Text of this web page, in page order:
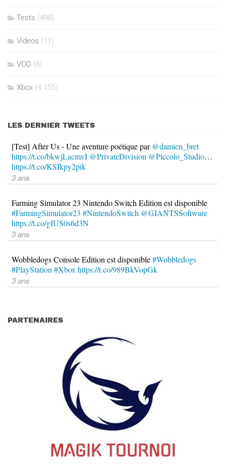
Tests (498)
Videos (11)
VOD (6)
Xbox (4 155)
LES DERNIER TWEETS
[Test] After Us - Une aventure poétique par @damien_bret
https://t.co/bkwjLacmvI @PrivateDivision @Piccolo_Studio…
https://t.co/KSIkpy2pik
3 ans
Farming Simulator 23 Nintendo Switch Edition est disponible
#FarmingSimulator23 #NintendoSwitch @GIANTSSoftware
https://t.co/gIUS0s6d3N
3 ans
Wobbledogs Console Edition est disponible#Wobbledogs
#PlayStation#Xboxhttps://t.co/989BkVopGk
3 ans
PARTENAIRES